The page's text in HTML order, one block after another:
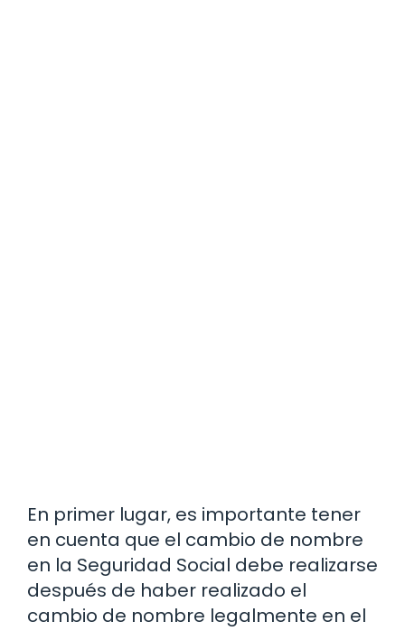
En primer lugar, es importante tener
en cuenta que el cambio de nombre
en la Seguridad Social debe realizarse
después de haber realizado el
cambio de nombre legalmente en el